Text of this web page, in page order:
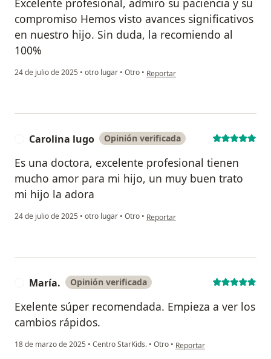
compromiso Hemos visto avances significativos
en nuestro hijo. Sin duda, la recomiendo al
100%
24 de julio de 2025 • otro lugar • Otro • en opinión del usuario Maximiliano
Reportar
Carolina lugo Opinión verificada
Es una doctora, excelente profesional tienen
mucho amor para mi hijo, un muy buen trato
mi hijo la adora
24 de julio de 2025 • otro lugar • Otro • en opinión del usuario Carolina lugo
Reportar
María. Opinión verificada
Exelente súper recomendada. Empieza a ver los
cambios rápidos.
18 de marzo de 2025 • Centro StarKids. • Otro • en opinión del usuario
Reportar